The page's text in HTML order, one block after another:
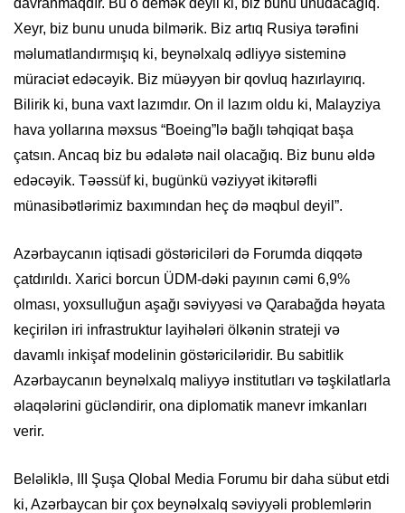
Xeyr, biz bunu unuda bilmərik. Biz artıq Rusiya tərəfini
məlumatlandırmışıq ki, beynəlxalq ədliyyə sisteminə
müraciət edəcəyik. Biz müəyyən bir qovluq hazırlayırıq.
Bilirik ki, buna vaxt lazımdır. On il lazım oldu ki, Malayziya
hava yollarına məxsus “Boeing”lə bağlı təhqiqat başa
çatsın. Ancaq biz bu ədalətə nail olacağıq. Biz bunu əldə
edəcəyik. Təəssüf ki, bugünkü vəziyyət ikitərəfli
münasibətlərimiz baxımından heç də məqbul deyil”.
Azərbaycanın iqtisadi göstəriciləri də Forumda diqqətə
çatdırıldı. Xarici borcun ÜDM-dəki payının cəmi 6,9%
olması, yoxsulluğun aşağı səviyyəsi və Qarabağda həyata
keçirilən iri infrastruktur layihələri ölkənin strateji və
davamlı inkişaf modelinin göstəriciləridir. Bu sabitlik
Azərbaycanın beynəlxalq maliyyə institutları və təşkilatlarla
əlaqələrini gücləndirir, ona diplomatik manevr imkanları
verir.
Beləliklə, III Şuşa Qlobal Media Forumu bir daha sübut etdi
ki, Azərbaycan bir çox beynəlxalq səviyyəli problemlərin